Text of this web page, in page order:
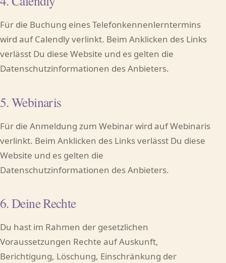
Für die Buchung eines Telefonkennenlerntermins
wird auf Calendly verlinkt. Beim Anklicken des Links
verlässt Du diese Website und es gelten die
Datenschutzinformationen des Anbieters.
5. Webinaris
Für die Anmeldung zum Webinar wird auf Webinaris
verlinkt. Beim Anklicken des Links verlässt Du diese
Website und es gelten die
Datenschutzinformationen des Anbieters.
6. Deine Rechte
Du hast im Rahmen der gesetzlichen
Voraussetzungen Rechte auf Auskunft,
Berichtigung, Löschung, Einschränkung der